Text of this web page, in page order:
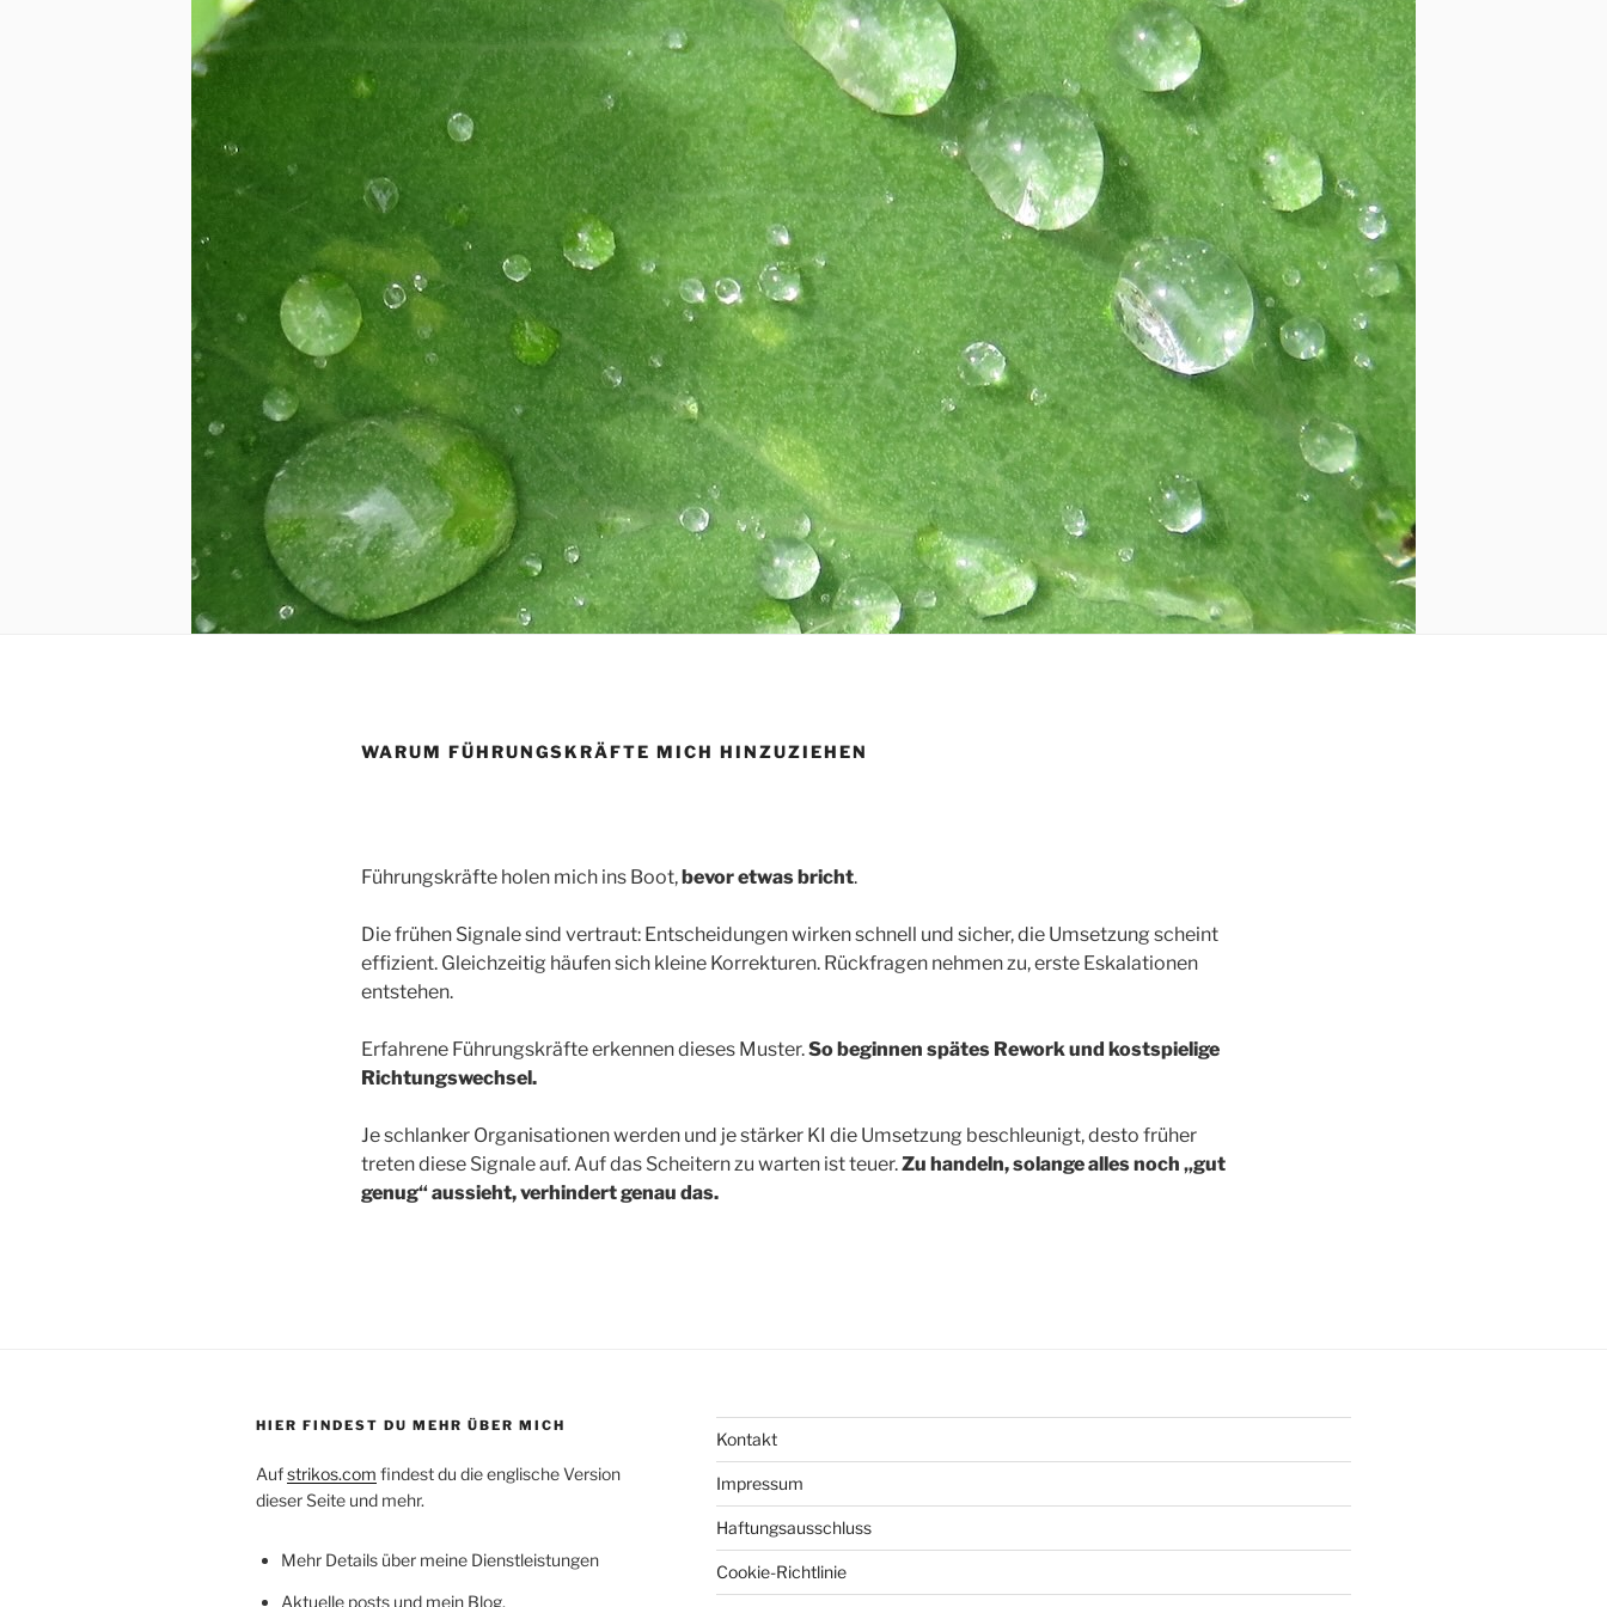
WARUM FÜHRUNGSKRÄFTE MICH HINZUZIEHEN
Führungskräfte holen mich ins Boot,bevor etwas bricht.
Die frühen Signale sind vertraut: Entscheidungen wirken schnell und sicher, die Umsetzung scheint
effizient. Gleichzeitig häufen sich kleine Korrekturen. Rückfragen nehmen zu, erste Eskalationen
entstehen.
Erfahrene Führungskräfte erkennen dieses Muster.So beginnen spätes Rework und kostspielige
Richtungswechsel.
Je schlanker Organisationen werden und je stärker KI die Umsetzung beschleunigt, desto früher
treten diese Signale auf. Auf das Scheitern zu warten ist teuer.Zu handeln, solange alles noch „gut
genug“ aussieht, verhindert genau das.
HIER FINDEST DU MEHR ÜBER MICH
Aufstrikos.com findest du die englische Version
dieser Seite und mehr.
Mehr Details über meine Dienstleistungen
Aktuelle posts und mein Blog.
Kontakt
Impressum
Haftungsausschluss
Cookie-Richtlinie